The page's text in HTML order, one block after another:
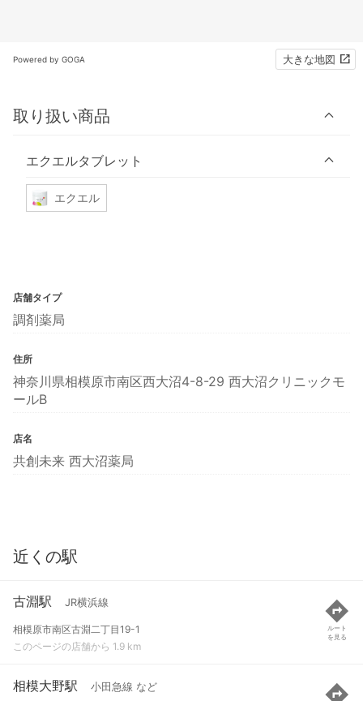
Powered by GOGA 大きな地図
取り扱い商品
エクエルタブレット
エクエル
店舗タイプ
調剤薬局
住所
神奈川県相模原市南区西大沼4-8-29 西大沼クリニックモ
ールB
店名
共創未来 西大沼薬局
近くの駅
古淵駅 JR横浜線
相模原市南区古淵二丁目19-1
このページの店舗から 1.9 km
ルート
を見る
相模大野駅 小田急線 など